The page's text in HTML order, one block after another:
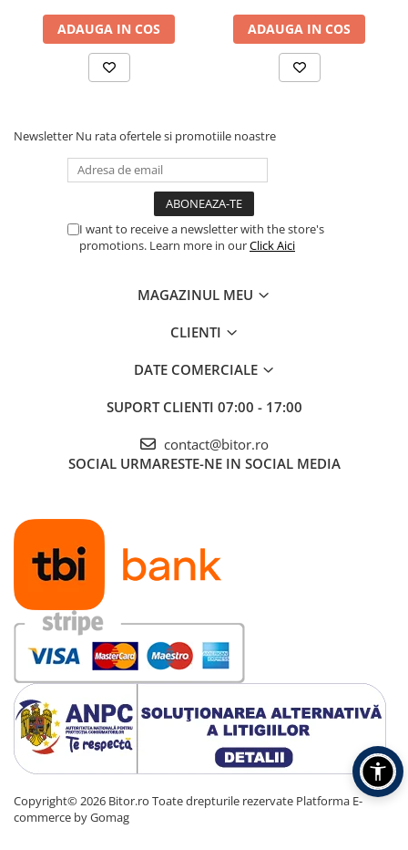
Procesoare
Procesoare Desktop
HDD Interne
SSD Externe
SSD Interne
Memorii RAM
Ventilatoare & Sisteme de Răcire
Accesorii componente - altele
Accesorii Stocare
Unități optice
Blu-Ray, CD/DVD & Floppy Drives
Periferice & Accesorii
Tastaturi cu Fir
Tastaturi wireless
Mouse, Trackballs & Presenters
Mouse cu Fir
Mouse Ergonimice
Mousepad
ADAUGA IN COS ADAUGA IN COS
Newsletter Nu rata ofertele si promotiile noastre
I want to receive a newsletter with the store's
promotions. Learn more in ourClick Aici
MAGAZINUL MEU
CLIENTI
DATE COMERCIALE
SUPORT CLIENTI 07:00 - 17:00
contact@bitor.ro
SOCIAL URMARESTE-NE IN SOCIAL MEDIA
Copyright© 2026 Bitor.ro Toate drepturile rezervate Platforma E-
commerce by Gomag